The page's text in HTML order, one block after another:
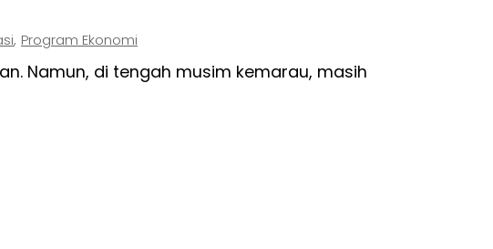
, Program Ekonomi
Namun, di tengah musim kemarau, masih